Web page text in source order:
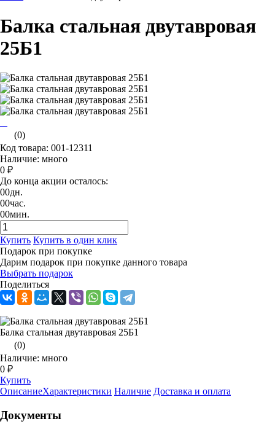
Балка стальная двутавровая
25Б1
(0)
Код товара: 001-12311
Наличие: много
0 ₽
До конца акции осталось:
00дн.
00час.
00мин.
Купить Купить в один клик
Подарок при покупке
Дарим подарок при покупке данного товара
Выбрать подарок
Поделиться
Балка стальная двутавровая 25Б1
(0)
Наличие: много
0 ₽
Купить
ОписаниеХарактеристики Наличие Доставка и оплата
Документы